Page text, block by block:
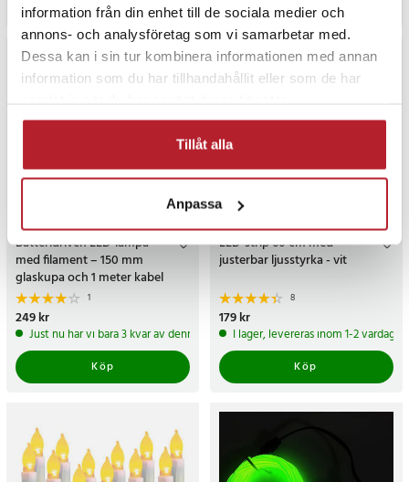
information från din enhet till de sociala medier och
annons- och analysföretag som vi samarbetar med.
Dessa kan i sin tur kombinera informationen med annan
information som du har tillhandahållit eller som de har
Tillåt alla
Anpassa
Batteridriven LED-lampa
med filament – 150 mm
glaskupa och 1 meter kabel
1
Pris:249 kr
249 kr
Just nu har vi bara 3 kvar av denna produkt
Köp
LED-strip 60 cm med
justerbar ljusstyrka - vit
8
Pris:179 kr
179 kr
I lager, levereras inom 1-2 vardagar
Köp